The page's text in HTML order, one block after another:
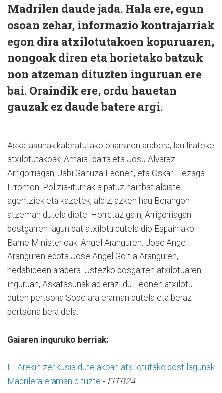
Madrilen daude jada. Hala ere, egun
osoan zehar, informazio kontrajarriak
egon dira atxilotutakoen kopuruaren,
nongoak diren eta horietako batzuk
non atzeman dituzten inguruan ere
bai. Oraindik ere, ordu hauetan
gauzak ez daude batere argi.
Askatasunak kaleratutako oharraren arabera, lau lirateke
atxilotutakoak: Amaia Ibarra eta Josu Alvarez
Arrigorriagan, Jabi Ganuza Leonen, eta Oskar Elezaga
Erromon. Polizia-iturriak aipatuz hainbat albiste
agentziek eta kazetek, aldiz, azken hau Berangon
atzeman dutela diote. Horretaz gain, Arrigorriagan
bostgarren lagun bat atxilotu dutela dio Espainiako
Barne Ministerioak, Angel Aranguren, Jose Angel
Aranguren edota Jose Angel Goitia Aranguren,
hedabideen arabera. Ustezko bosgarren atxilotuaren
inguruan, Askatasunak adierazi du Leonen atxilotu
duten pertsona Sopelara eraman dutela eta beraz
pertsona bera dela.
Gaiaren inguruko berriak:
ETArekin zerikusia dutelakoan atxilotutako bost lagunak
Madrilera eraman dituzte - EITB24